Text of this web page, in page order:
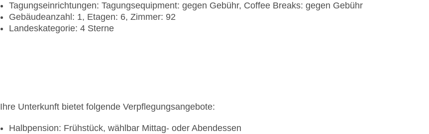
Tagungseinrichtungen: Tagungsequipment: gegen Gebühr, Coffee Breaks: gegen Gebühr
Gebäudeanzahl: 1, Etagen: 6, Zimmer: 92
Landeskategorie: 4 Sterne
Ihre Unterkunft bietet folgende Verpflegungsangebote:
Halbpension: Frühstück, wählbar Mittag- oder Abendessen